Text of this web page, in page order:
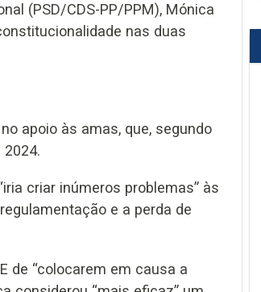
(PSD/CDS-PP/PPM), Mónica
nas duas
apoio às amas, que, segundo
criar inúmeros problemas” às
e a perda de
de “colocarem em causa a